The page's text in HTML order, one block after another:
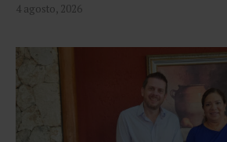
4 agosto, 2026